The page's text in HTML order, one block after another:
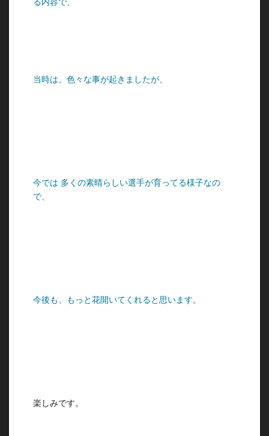
当時は、色々な事が起きましたが、
今では 多くの素晴らしい選手が育ってる様子なの
で、
今後も、もっと花開いてくれると思います。
楽しみです。